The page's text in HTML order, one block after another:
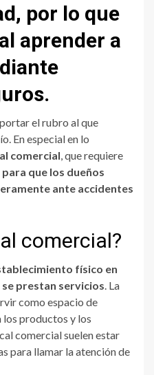
por lo que
aprender a
el rubro al que
En especial en lo
comercial , que requiere
que los dueños
ante accidentes
comercial?
físico en
prestan servicios . La
como espacio de
productos y los
comercial suelen estar
para llamar la atención de